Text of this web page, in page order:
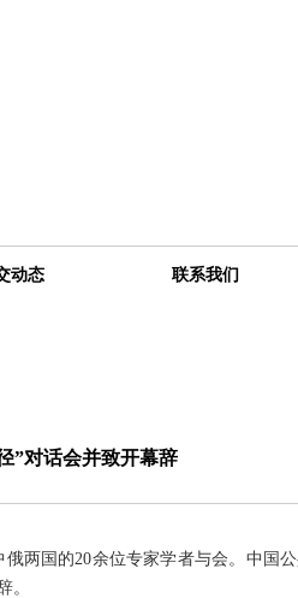
动态 联系我们
”对话会并致开幕辞
两国的20余位专家学者与会。中国
。